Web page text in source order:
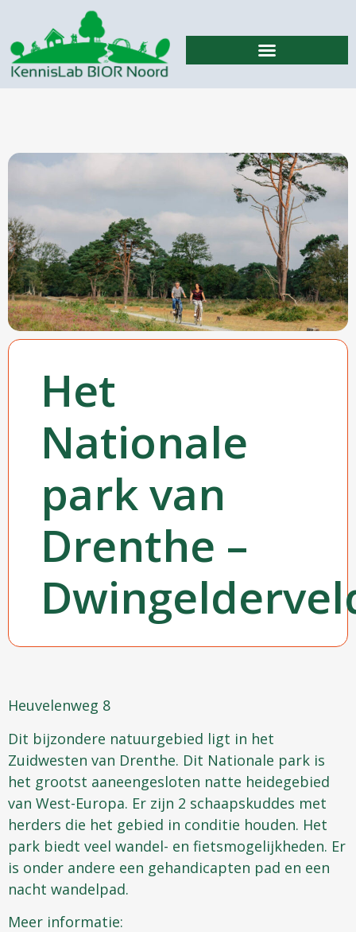
Het
Nationale
park van
Drenthe –
Heuvelenweg 8
Dit bijzondere natuurgebied ligt in het
Zuidwesten van Drenthe. Dit Nationale park is
het grootst aaneengesloten natte heidegebied
van West-Europa. Er zijn 2 schaapskuddes met
herders die het gebied in conditie houden. Het
park biedt veel wandel- en fietsmogelijkheden. Er
is onder andere een gehandicapten pad en een
nacht wandelpad.
Meer informatie: